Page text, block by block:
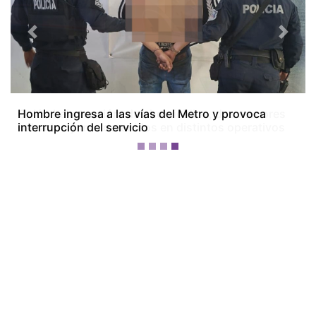
Colón bajo tensión: dos homicidios, dos menores
baleados y tres detenidos en distintos operativos
Previous Next